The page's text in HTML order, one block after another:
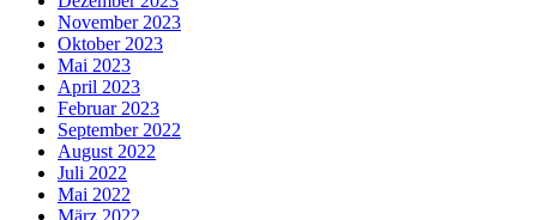
November 2023
Oktober 2023
Mai 2023
April 2023
Februar 2023
September 2022
August 2022
Juli 2022
Mai 2022